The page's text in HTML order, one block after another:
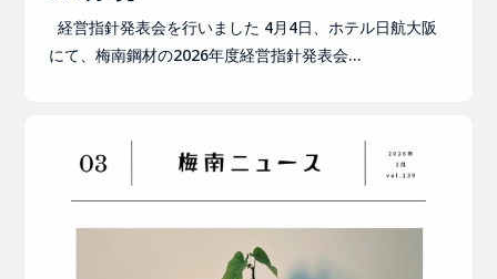
経営指針発表会を行いました 4月4日、ホテル日航大阪
にて、梅南鋼材の2026年度経営指針発表会…